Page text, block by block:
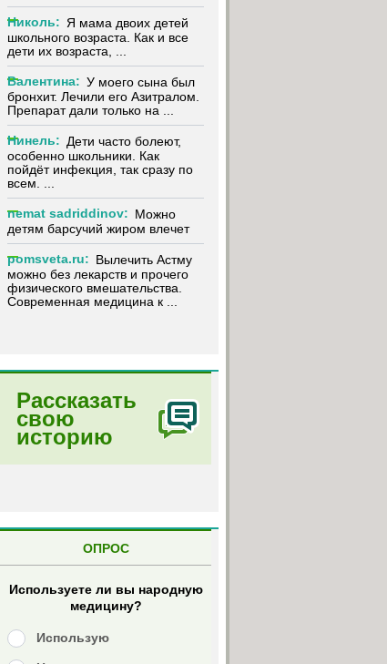
Николь: Я мама двоих детей
школьного возраста. Как и все
дети их возраста, ...
Валентина: У моего сына был
бронхит. Лечили его Азитралом.
Препарат дали только на ...
Нинель: Дети часто болеют,
особенно школьники. Как
пойдёт инфекция, так сразу по
всем. ...
nemat sadriddinov: Можно
детям барсучий жиром влечет
pomsveta.ru: Вылечить Астму
можно без лекарств и прочего
физического вмешательства.
Современная медицина к ...
Рассказать
свою
историю
ОПРОС
Используете ли вы народную
медицину?
Использую